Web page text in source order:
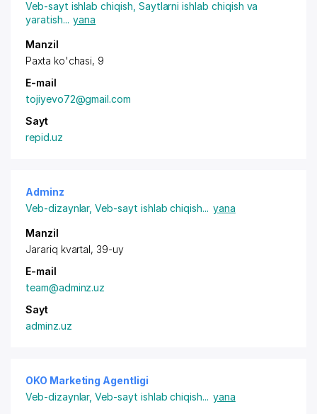
Veb-sayt ishlab chiqish Saytlarni ishlab chiqish va
yaratish... yana
Manzil
Paxta ko'chasi, 9
E-mail
tojiyevo72@gmail.com
Sayt
repid.uz
Adminz
Veb-dizaynlar,Veb-sayt ishlab chiqish... yana
Manzil
Jarariq kvartal, 39-uy
E-mail
team@adminz.uz
Sayt
adminz.uz
OKO Marketing Agentligi
Veb-dizaynlar,Veb-sayt ishlab chiqish... yana